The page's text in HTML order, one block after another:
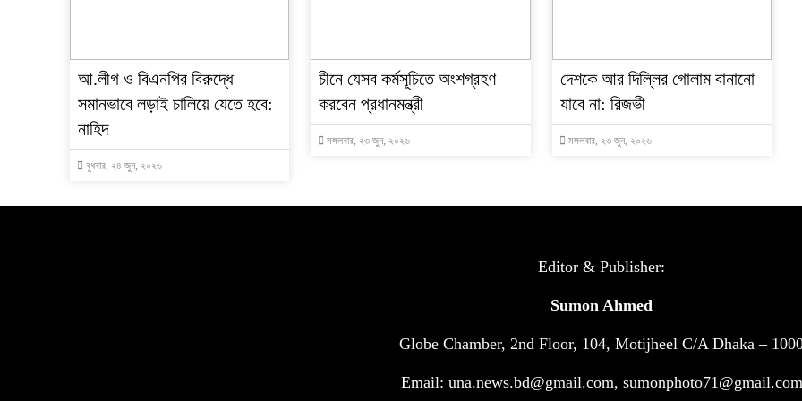
আ.লীগ ও বিএনপির বিরুদ্ধে
সমানভাবে লড়াই চালিয়ে যেতে হবে:
নাহিদ
বুধবার, ২৪ জুন, ২০২৬
চীনে যেসব কর্মসূচিতে অংশগ্রহণ
করবেন প্রধানমন্ত্রী
মঙ্গলবার, ২৩ জুন, ২০২৬
দেশকে আর দিল্লির গোলাম বানানো
যাবে না: রিজভী
মঙ্গলবার, ২৩ জুন, ২০২৬
Editor & Publisher:
Sumon Ahmed
Globe Chamber, 2nd Floor, 104, Motijheel C/A Dhaka –
Email: una.news.bd@gmail.com, sumonphoto71@gmail.com